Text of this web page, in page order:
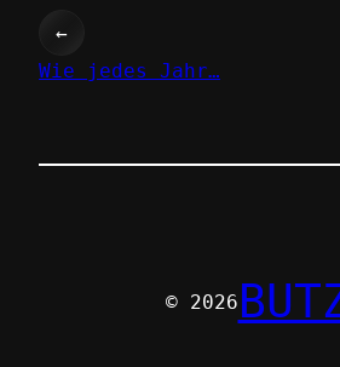
←
Wie jedes Jahr…
© 2026